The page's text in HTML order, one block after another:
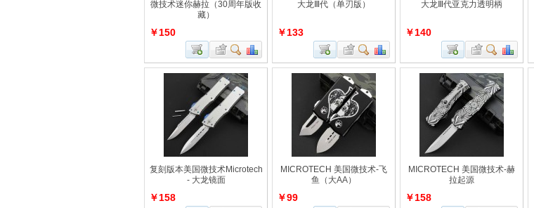
微技术迷你赫拉（30周年版收
藏）
￥150
大龙Ⅲ代（单刃版）
￥133
大龙Ⅲ代亚克力透明柄
￥140
复刻版本美国微技术Microtech
- 大龙镜面
￥158
MICROTECH 美国微技术-飞
鱼（大AA）
￥99
MICROTECH 美国微技术-赫
拉起源
￥158